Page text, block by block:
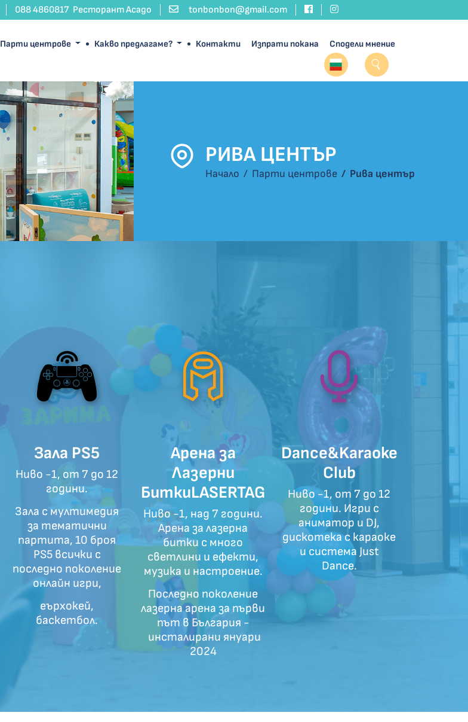
088 4860817 Ресторант Асадо tonbonbon@gmail.com
Парти центрове Какво предлагаме? Контакти Изпрати покана Сподели мнение
РИВА ЦЕНТЪР
Начало Парти центрове Рива център
Зала PS5
Ниво -1, от 7 до 12
години.
Зала с мултимедия
за тематични
партита, 10 броя
PS5 всички с
последно поколение
онлайн игри,
еърхокей,
баскетбол.
Арена за
Лазерни
БиткиLASERTAG
Ниво -1, над 7 години.
Арена за лазерна
битки с много
светлини и ефекти,
музика и настроение.
Последно поколение
лазерна арена за първи
път в България -
инсталирани януари
2024
Dance&Karaoke
Club
Ниво -1, от 7 до 12
години. Игри с
аниматор и DJ,
дискотека с караоке
и система Just
Dance.